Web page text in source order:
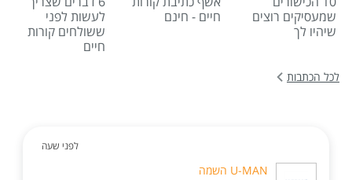
שמעסיקים רוצים
שיהיו לך
חיים - חינם
לעשות לפני
ששולחים קורות
חיים
לכל הכתבות
לפני שעה
U-MAN השמה